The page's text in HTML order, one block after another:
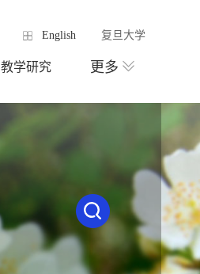
English 复旦大学
教学研究 更多